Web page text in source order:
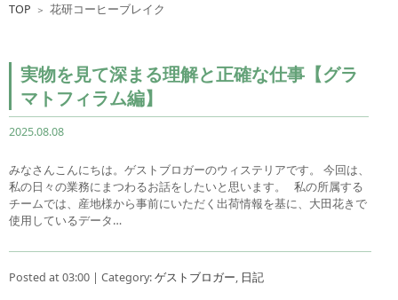
TOP ＞ 花研コーヒーブレイク
実物を見て深まる理解と正確な仕事【グラ
マトフィラム編】
2025.08.08
みなさんこんにちは。ゲストブロガーのウィステリアです。 今回は、
私の日々の業務にまつわるお話をしたいと思います。 私の所属する
チームでは、産地様から事前にいただく出荷情報を基に、大田花きで
使用しているデータ…
Posted at 03:00 | Category:ゲストブロガー, 日記